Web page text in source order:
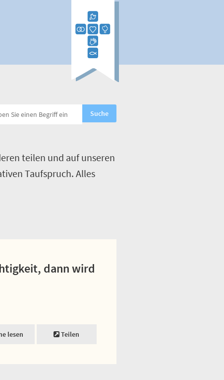
teilen und auf unseren
Taufspruch. Alles
dann wird
lesen Teilen